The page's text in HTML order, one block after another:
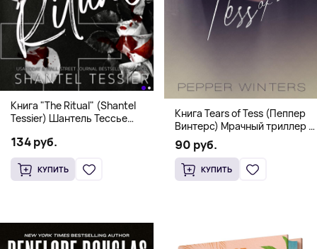
Книга "The Ritual" (Shantel
Tessier) Шантель Тессье
романс бестселлер (18+)
134 руб.
КУПИТЬ
Книга Tears of Tess (Пеппер
Винтерс) Мрачный триллер о
выживании и страсти (18+)
90 руб.
КУПИТЬ